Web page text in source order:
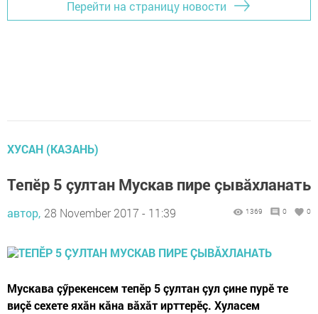
Перейти на страницу новости
ХУСАН (КАЗАНЬ)
Тепӗр 5 çултан Мускав пире çывăхланать
автор, 28 November 2017 - 11:39 1369 0 0
Мускава çӳрекенсем тепӗр 5 çултан çул çине пурӗ те
виçӗ сехете яхăн кăна вăхăт ирттерӗç. Хуласем